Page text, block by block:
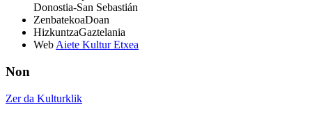
Donostia-San Sebastián
ZenbatekoaDoan
HizkuntzaGaztelania
Web Aiete Kultur Etxea
Non
Zer da Kulturklik